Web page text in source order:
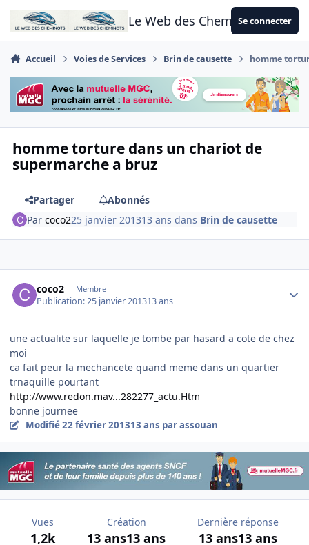
Aller au contenu
Le Web des CheminotsSe connecter
Accueil Voies de Services Brin de causette homme
homme torture dans un chariot de
supermarche a bruz
Partager
Abonnés
Parcoco225 janvier 201313 ans dans Brin de causette
coco2 Membre
Publication:25 janvier 201313 ans
une actualite sur laquelle je tombe par hasard a cote de chez
moi
ca fait peur la mechancete quand meme dans un quartier
trnaquille pourtant
http://www.redon.mav...282277_actu.Htm
bonne journee
Modifié22 février 201313 ans par assouan
Vues
1,2k
Création
13 ans13 ans
Dernière réponse
13 ans13 ans